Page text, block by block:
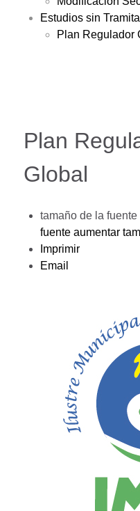
Estudios sin
Plan Regulador
Plan
Global
tamaño de la fuente
fuente aumentar
Imprimir
Email